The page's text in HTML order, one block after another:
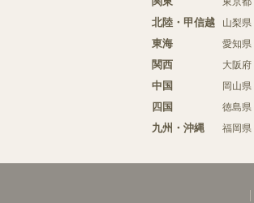
北陸・甲信越 山梨県
東海 愛知県
関西 大阪府
中国 岡山県
四国 徳島県
九州・沖縄 福岡県